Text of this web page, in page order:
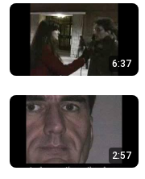
Comments are turned
6:37
2:57